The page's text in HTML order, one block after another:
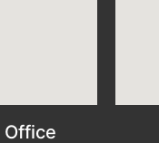
Office